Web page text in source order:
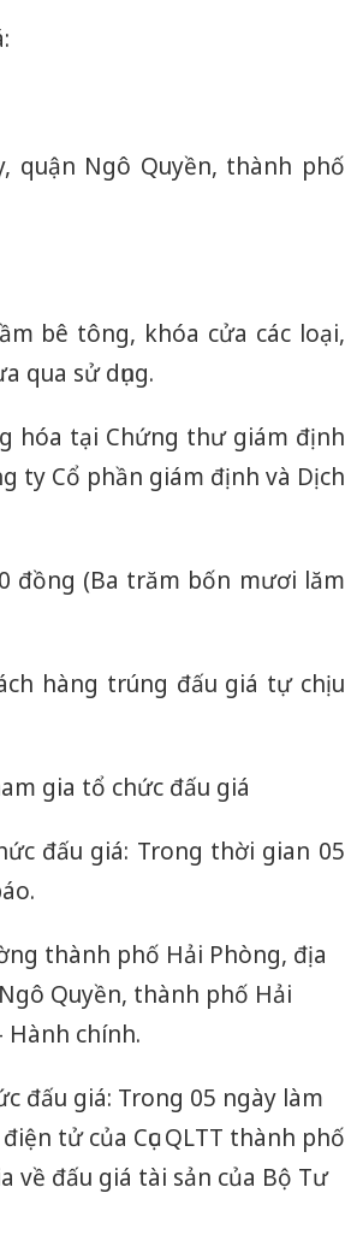
quận Ngô Quyền, thành phố
bê tông, khóa cửa các loại,
qua sử dụng.
hóa tại Chứng thư giám định
ty Cổ phần giám định và Dịch
đồng (Ba trăm bốn mươi lăm
hàng trúng đấu giá tự chịu
gia tổ chức đấu giá
đấu giá: Trong thời gian 05
thành phố Hải Phòng, địa
Quyền, thành phố Hải
Hành chính.
đấu giá: Trong 05 ngày làm
tử của Cục QLTT thành phố
về đấu giá tài sản của Bộ Tư